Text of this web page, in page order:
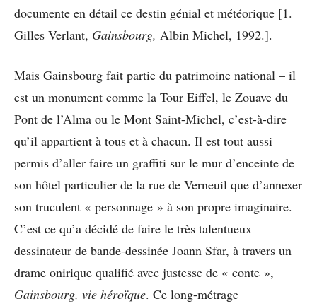
documente en détail ce destin génial et météorique [1.
Gilles Verlant, Gainsbourg, Albin Michel, 1992.].
Mais Gainsbourg fait partie du patrimoine national – il
est un monument comme la Tour Eiffel, le Zouave du
Pont de l’Alma ou le Mont Saint-Michel, c’est-à-dire
qu’il appartient à tous et à chacun. Il est tout aussi
permis d’aller faire un graffiti sur le mur d’enceinte de
son hôtel particulier de la rue de Verneuil que d’annexer
son truculent « personnage » à son propre imaginaire.
C’est ce qu’a décidé de faire le très talentueux
dessinateur de bande-dessinée Joann Sfar, à travers un
drame onirique qualifié avec justesse de « conte »,
Gainsbourg, vie héroïque. Ce long-métrage